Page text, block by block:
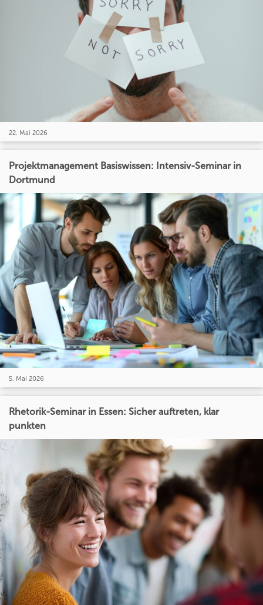
22. Mai 2026
Projektmanagement Basiswissen: Intensiv-Seminar in
Dortmund
5. Mai 2026
Rhetorik-Seminar in Essen: Sicher auftreten, klar
punkten